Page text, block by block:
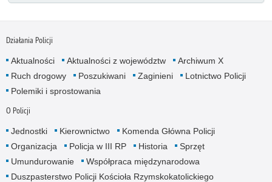
Działania Policji
Aktualności Aktualności z województw
Archiwum X
Ruch drogowy
Poszukiwani Zaginieni
Lotnictwo Policji
Polemiki i sprostowania
O Policji
Jednostki Kierownictwo
Komenda Główna Policji
Organizacja
Policja w III RP Historia
Sprzęt
Umundurowanie
Współpraca międzynarodowa
Duszpasterstwo Policji Kościoła Rzymskokatolickiego